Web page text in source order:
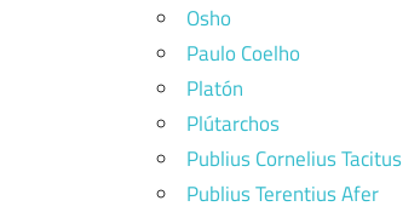
Osho
Paulo Coelho
Platón
Plútarchos
Publius Cornelius Tacitus
Publius Terentius Afer